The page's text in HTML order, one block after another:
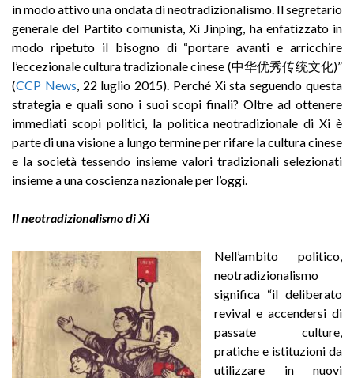
in modo attivo una ondata di neotradizionalismo. Il segretario
generale del Partito comunista, Xi Jinping, ha enfatizzato in
modo ripetuto il bisogno di “portare avanti e arricchire
l’eccezionale cultura tradizionale cinese (中华优秀传统文化)”
(CCP News , 22 luglio 2015). Perché Xi sta seguendo questa
strategia e quali sono i suoi scopi finali? Oltre ad ottenere
immediati scopi politici, la politica neotradizionale di Xi è
parte di una visione a lungo termine per rifare la cultura cinese
e la società tessendo insieme valori tradizionali selezionati
insieme a una coscienza nazionale per l’oggi.
Il neotradizionalismo di Xi
Nell’ambito politico,
neotradizionalismo
significa “il deliberato
revival e accendersi di
passate culture,
pratiche e istituzioni da
utilizzare in nuovi